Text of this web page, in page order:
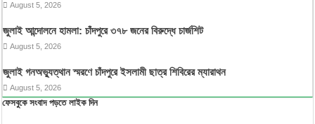
August 5, 2026
জুলাই আন্দোলনে হামলা: চাঁদপুরে ৩৭৮ জনের বিরুদ্ধে চার্জশিট
August 5, 2026
জুলাই গনঅভ্যুত্থান স্মরণে চাঁদপুরে ইসলামী ছাত্র শিবিরের ম্যারাথন
August 5, 2026
ফেসবুকে সংবাদ পড়তে লাইক দিন